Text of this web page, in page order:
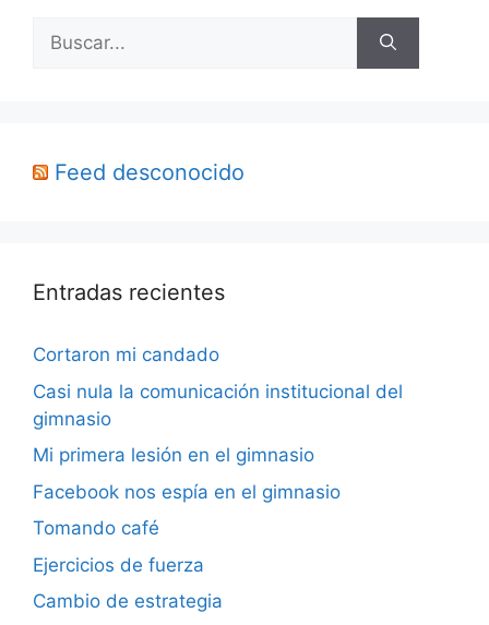
Buscar:
Feed desconocido
Entradas recientes
Cortaron mi candado
Casi nula la comunicación institucional del
gimnasio
Mi primera lesión en el gimnasio
Facebook nos espía en el gimnasio
Tomando café
Ejercicios de fuerza
Cambio de estrategia